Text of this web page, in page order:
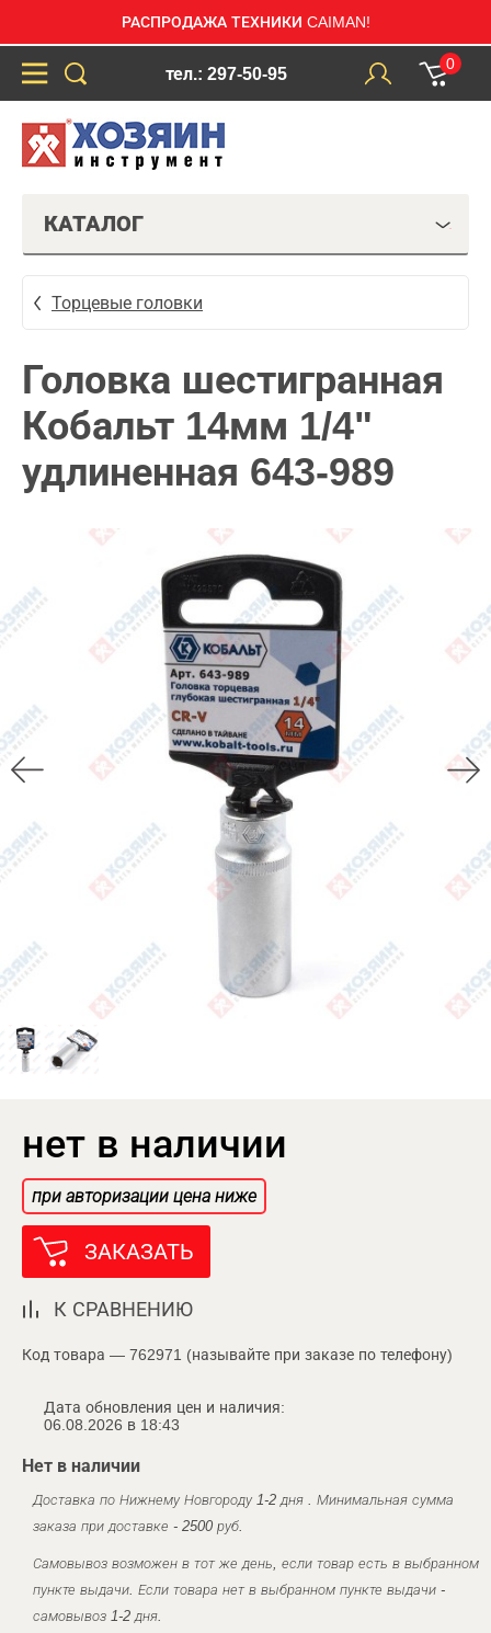
РАСПРОДАЖА ТЕХНИКИ CAIMAN!
тел.: 297-50-95
0
КАТАЛОГ
Торцевые головки
Головка шестигранная
Кобальт 14мм 1/4"
удлиненная 643-989
нет в наличии
при авторизации цена ниже
ЗАКАЗАТЬ
К СРАВНЕНИЮ
Код товара — 762971 (называйте при заказе по телефону)
Дата обновления цен и наличия:
06.08.2026 в 18:43
Нет в наличии
Доставка по Нижнему Новгороду 1-2 дня . Минимальная сумма
заказа при доставке - 2500 руб.
Самовывоз возможен в тот же день, если товар есть в выбранном
пункте выдачи. Если товара нет в выбранном пункте выдачи -
самовывоз 1-2 дня.